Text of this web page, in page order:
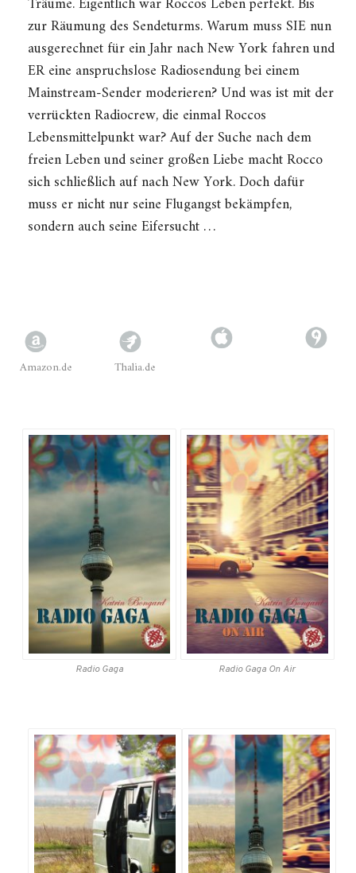
zur Räumung des Sendeturms. Warum muss SIE nun
ausgerechnet für ein Jahr nach New York fahren und
ER eine anspruchslose Radiosendung bei einem
Mainstream-Sender moderieren? Und was ist mit der
verrückten Radiocrew, die einmal Roccos
Lebensmittelpunkt war? Auf der Suche nach dem
freien Leben und seiner großen Liebe macht Rocco
sich schließlich auf nach New York. Doch dafür
muss er nicht nur seine Flugangst bekämpfen,
sondern auch seine Eifersucht …
Amazon.de Thalia.de
Radio Gaga Radio Gaga On Air